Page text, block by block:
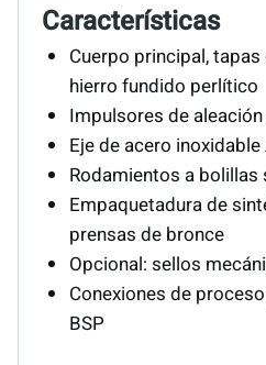
Características
Cuerpo principal,
hierro fundido perlítico
Impulsores de
Eje de acero
Rodamientos a
Empaquetadura de
prensas de bronce
Opcional: sellos
Conexiones de
BSP